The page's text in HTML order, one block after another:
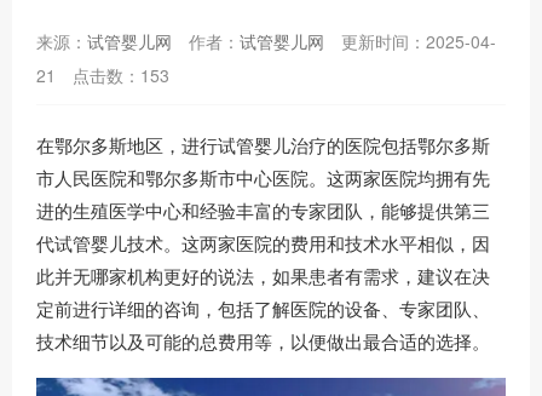
来源： 试管婴儿网 作者： 试管婴儿网
更新时间：2025-04-
21
点击数： 153
在鄂尔多斯地区，进行试管婴儿治疗的医院包括鄂尔多斯
市人民医院和鄂尔多斯市中心医院。这两家医院均拥有先
进的生殖医学中心和经验丰富的专家团队，能够提供第三
代试管婴儿技术。这两家医院的费用和技术水平相似，因
此并无哪家机构更好的说法，如果患者有需求，建议在决
定前进行详细的咨询，包括了解医院的设备、专家团队、
技术细节以及可能的总费用等，以便做出最合适的选择。